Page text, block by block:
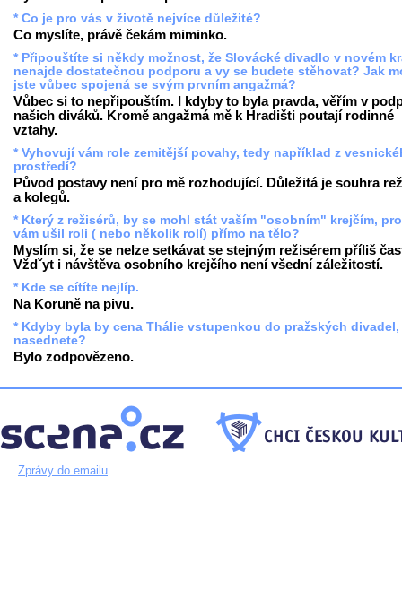
* Co je pro vás v životě nejvíce důležité?
Co myslíte, právě čekám miminko.
* Připouštíte si někdy možnost, že Slovácké divadlo v novém
nenajde dostatečnou podporu a vy se budete stěhovat? Jak
jste vůbec spojená se svým prvním angažmá?
Vůbec si to nepřipouštím. I kdyby to byla pravda, věřím v
našich diváků. Kromě angažmá mě k Hradišti poutají rodinné
vztahy.
* Vyhovují vám role zemitější povahy, tedy například z
prostředí?
Původ postavy není pro mě rozhodující. Důležitá je souhra
a kolegů.
* Který z režisérů, by se mohl stát vaším "osobním" krejčím,
vám ušil roli ( nebo několik rolí) přímo na tělo?
Myslím si, že se nelze setkávat se stejným režisérem příliš
Vždˇyt i návštěva osobního krejčího není všední záležitostí.
* Kde se cítíte nejlíp.
Na Koruně na pivu.
* Kdyby byla by cena Thálie vstupenkou do pražských divadel,
nasednete?
Bylo zodpovězeno.
Zprávy do emailu